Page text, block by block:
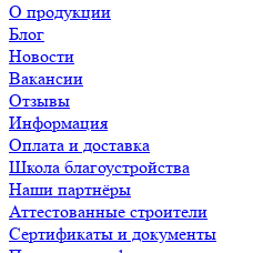
О продукции
Блог
Новости
Вакансии
Отзывы
Информация
Оплата и доставка
Школа благоустройства
Наши партнёры
Аттестованные строители
Сертификаты и документы